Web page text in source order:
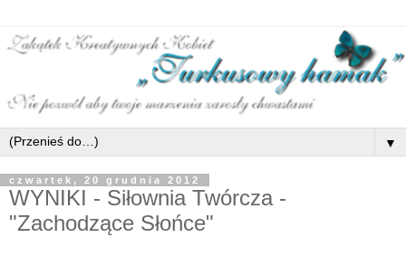
▼
czwartek, 20 grudnia 2012
WYNIKI - Siłownia Twórcza -
"Zachodzące Słońce"